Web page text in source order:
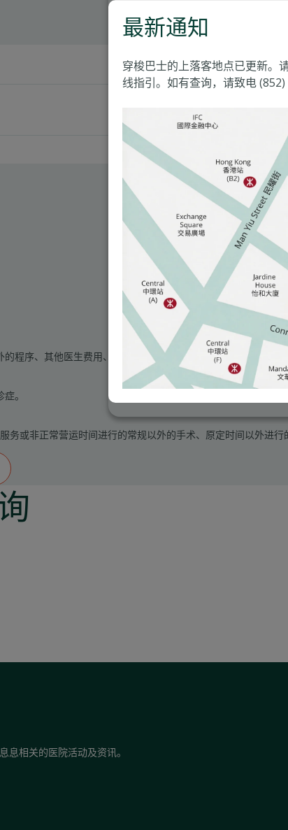
的程序、其他医生费用、化验、影像服务、特别的仪器、治疗和
。
务或非正常营运时间进行的常规以外的手术、原定时间以外进
息相关的医院活动及资讯。
最新通知
穿梭巴士的上落客地点已更新。
线指引。如有查询，请致电 (852)